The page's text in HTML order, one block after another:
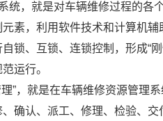
统，就是对车辆维修过程的各
素，利用软件技术和计算机
锁、互锁、连锁控制，形成“
运行。
”，就是在车辆维修资源管理
确认、派工、修理、检验、